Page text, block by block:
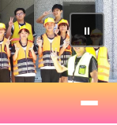
⏸